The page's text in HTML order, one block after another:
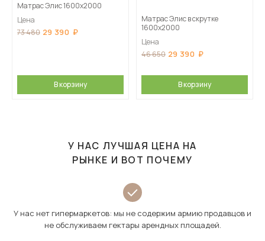
Матрас Элис 1600х2000
Цена
73 480 29 390
В корзину
Матрас Элис в скрутке
1600х2000
Цена
46 650 29 390
В корзину
У НАС ЛУЧШАЯ ЦЕНА НА
РЫНКЕ И ВОТ ПОЧЕМУ
У нас нет гипермаркетов: мы не содержим армию продавцов и
не обслуживаем гектары арендных площадей.